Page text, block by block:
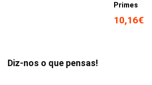
Primes
10,16€
Diz-nos o que pensas!